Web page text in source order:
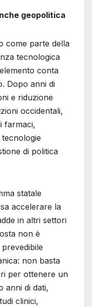
geopolitica
come parte della
tecnologica
conta
Dopo anni di
e riduzione
occidentali,
farmaci,
di politica
statale
accelerare la
in altri settori
non è
non basta
per ottenere un
anni di dati,
clinici,